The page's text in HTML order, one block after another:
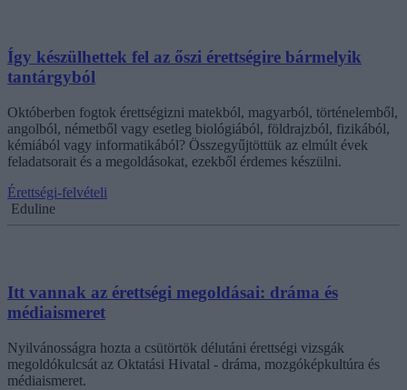
Így készülhettek fel az őszi érettségire bármelyik
tantárgyból
Októberben fogtok érettségizni matekból, magyarból, történelemből,
angolból, németből vagy esetleg biológiából, földrajzból, fizikából,
kémiából vagy informatikából? Összegyűjtöttük az elmúlt évek
feladatsorait és a megoldásokat, ezekből érdemes készülni.
Érettségi-felvételi
Eduline
Itt vannak az érettségi megoldásai: dráma és
médiaismeret
Nyilvánosságra hozta a csütörtök délutáni érettségi vizsgák
megoldókulcsát az Oktatási Hivatal - dráma, mozgóképkultúra és
médiaismeret.